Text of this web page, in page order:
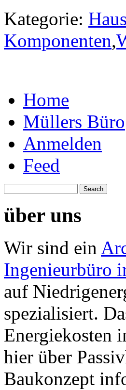
Kategorie:
Komponenten,
Home
Müllers Büro
Anmelden
Feed
über uns
Wir sind ein
Ingenieurbüro
auf
spezialisiert.
Energiekosten
hier über
Baukonzept